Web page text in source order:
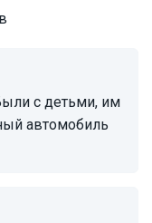
автомобиль